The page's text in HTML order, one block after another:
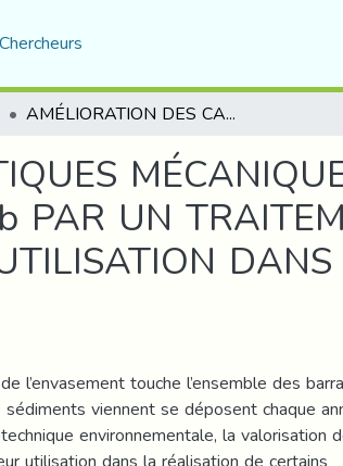
AMÉLIORATION DES CARACTÉRISTIQUES MÉCANIQUES DES SEDIMENTS DU BARRAGE DE K’Sob PAR UN TRAITEMENT A BASE DE SABLE DANS LEBUT DE LEUR UTILISATION DANS DES TRAVAUX ROUTIERS
PAR UN
l’envasement touche l’ensemble des
viennent se déposent chaque
environnementale, la valorisation